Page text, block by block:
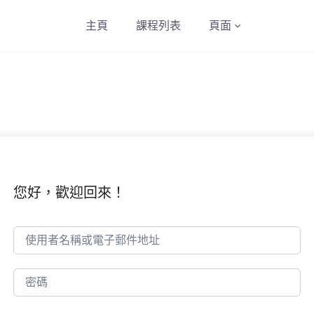
主頁 課程列表 頁面
您好，歡迎回來！